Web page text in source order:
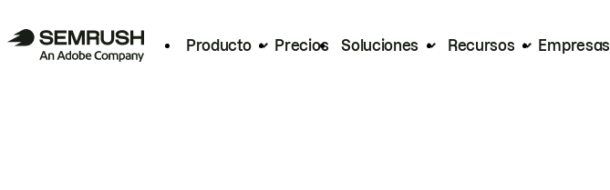
Producto Precios Soluciones Recursos Empresas